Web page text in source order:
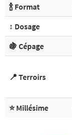
🍾 Format
↕️ Dosage
🍇 Cépage
📍 Terroirs
⭐ Millésime